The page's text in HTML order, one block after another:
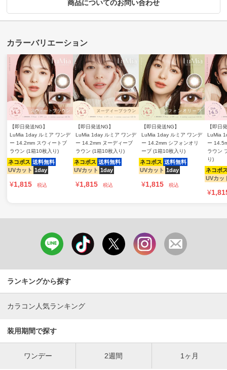
商品についてのお問い合わせ
【即日発送NG】
LuMia 1day ルミア ワンデ
ー 14.2mm スウィートブ
ラウン (1箱10枚入り)
ネコポス 送料無料
UVカット 1day
¥1,815 税込
【即日発送NG】
LuMia 1day ルミア ワンデ
ー 14.2mm ヌーディーブ
ラウン (1箱10枚入り)
ネコポス 送料無料
UVカット 1day
¥1,815 税込
【即日発送NG】
LuMia 1day ルミア ワンデ
ー 14.2mm シフォンオリ
ーブ (1箱10枚入り)
ネコポス 送料無料
UVカット 1day
¥1,815 税込
【即日
LuMia
ー
ラウン
り)
ネコポ
UVカッ
¥
ランキングから探す
カラコン人気ランキング
装用期間で探す
ワンデー 2週間 1ヶ月